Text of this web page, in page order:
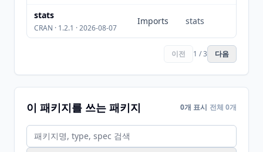
stats
CRAN · 1.2.1 · 2026-08-07
Imports stats
이전 1 / 3 다음
이 패키지를 쓰는 패키지 0개 표시 전체 0개